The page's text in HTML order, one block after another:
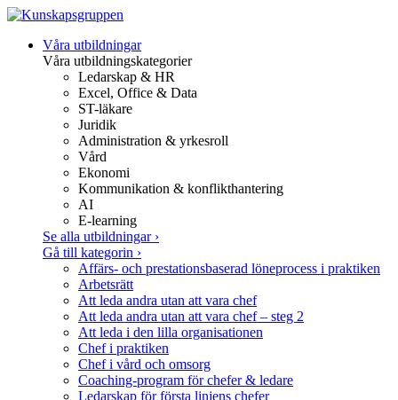
Våra utbildningar
Våra utbildningskategorier
Ledarskap & HR
Excel, Office & Data
ST-läkare
Juridik
Administration & yrkesroll
Vård
Ekonomi
Kommunikation & konflikthantering
AI
E-learning
Se alla utbildningar ›
Gå till kategorin ›
Affärs- och prestationsbaserad löneprocess i praktiken
Arbetsrätt
Att leda andra utan att vara chef
Att leda andra utan att vara chef – steg 2
Att leda i den lilla organisationen
Chef i praktiken
Chef i vård och omsorg
Coaching-program för chefer & ledare
Ledarskap för första linjens chefer